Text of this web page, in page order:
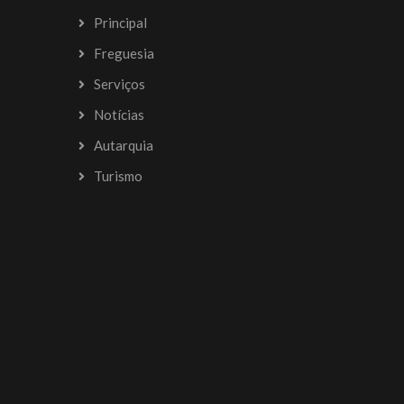
Principal
Freguesia
Serviços
Notícias
Autarquia
Turismo